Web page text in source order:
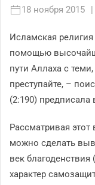
18 ноября 2015
Исламская
помощью
пути Аллаха с
преступайте, –
(2:190)
Рассматривая
можно сделать
век благоденствия
характер